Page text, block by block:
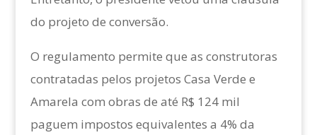
do projeto de conversão.
O regulamento permite que as construtoras
contratadas pelos projetos Casa Verde e
Amarela com obras de até R$ 124 mil
paguem impostos equivalentes a 4% da